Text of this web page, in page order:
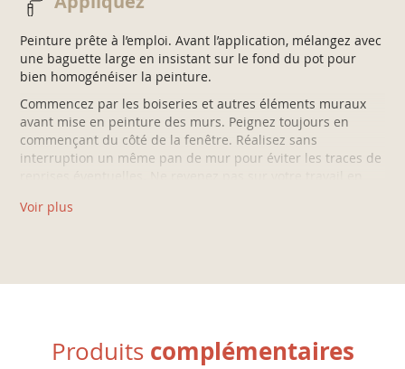
dépoussiérez, et appliquez la Sous-couche Universelle V33.
• SUR ANCIENNES PEINTURES :
Lessivez, rincez, égrenez au papier abrasif (grain 240) puis
dépoussiérez.
Peinture prête à l’emploi. Avant l’application, mélangez avec
une baguette large en insistant sur le fond du pot pour
bien homogénéiser la peinture.
Commencez par les boiseries et autres éléments muraux
avant mise en peinture des murs. Peignez toujours en
commençant du côté de la fenêtre. Réalisez sans
interruption un même pan de mur pour éviter les traces de
3/ Appliquez la peinture par bandes verticales, puis croisez
les passes.
Voir plus
Produits complémentaires